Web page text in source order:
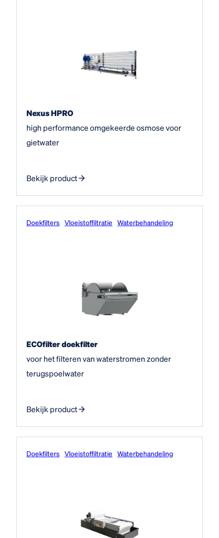
Nexus HPRO
high performance omgekeerde osmose voor
gietwater
Bekijk product
Doekfilters Vloeistof­filtratie Water­behandeling
ECOfilter doekfilter
voor het filteren van waterstromen zonder
terugspoelwater
Bekijk product
Doekfilters Vloeistof­filtratie Water­behandeling